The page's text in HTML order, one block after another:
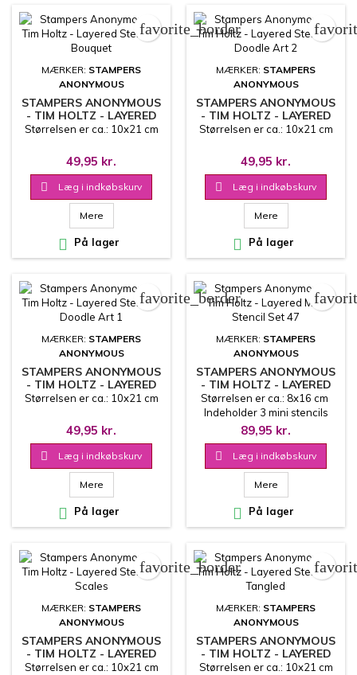
MÆRKER: STAMPERS
ANONYMOUS
STAMPERS ANONYMOUS
- TIM HOLTZ - LAYERED
STENCIL - BOUQUET
Størrelsen er ca.: 10x21 cm
49,95 kr.
 Læg i indkøbskurv
Mere
 På lager
favorite_border
MÆRKER: STAMPERS
ANONYMOUS
STAMPERS ANONYMOUS
- TIM HOLTZ - LAYERED
STENCIL - DOODLE ART
Størrelsen er ca.: 10x21 cm
49,95 kr.
 Læg i indkøbskurv
Mere
 På lager
MÆRKER: STAMPERS
ANONYMOUS
STAMPERS ANONYMOUS
- TIM HOLTZ - LAYERED
STENCIL - DOODLE ART
Størrelsen er ca.: 10x21 cm
49,95 kr.
 Læg i indkøbskurv
Mere
 På lager
favorite_border
MÆRKER: STAMPERS
ANONYMOUS
STAMPERS ANONYMOUS
- TIM HOLTZ - LAYERED
MINI STENCIL SET 47
Størrelsen er ca.: 8x16 cm
Indeholder 3 mini stencils
89,95 kr.
 Læg i indkøbskurv
Mere
 På lager
MÆRKER: STAMPERS
ANONYMOUS
STAMPERS ANONYMOUS
- TIM HOLTZ - LAYERED
STENCIL - SCALES
Størrelsen er ca.: 10x21 cm
favorite_border
MÆRKER: STAMPERS
ANONYMOUS
STAMPERS ANONYMOUS
- TIM HOLTZ - LAYERED
STENCIL - TANGLED
Størrelsen er ca.: 10x21 cm